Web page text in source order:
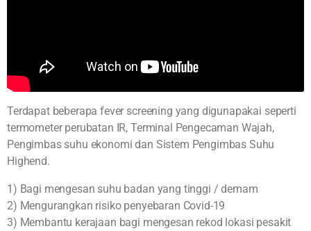
Terdapat beberapa fever screening yang digunapakai seperti
termometer perubatan IR, Terminal Pengecaman Wajah,
Pengimbas suhu ekonomi dan Sistem Pengimbas Suhu
Highend.
1) Bagi mengesan suhu badan yang tinggi / demam
2) Mengurangkan risiko penyebaran Covid-19
3) Membantu kerajaan bagi mengesan rekod lokasi pesakit